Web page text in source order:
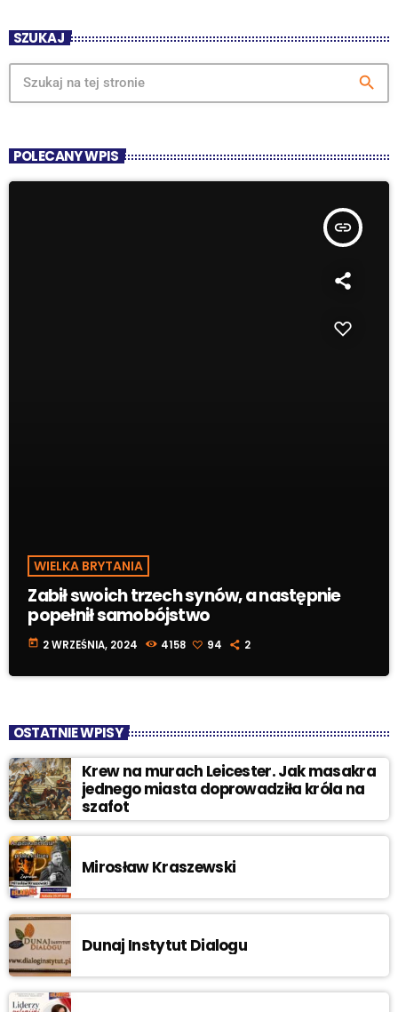
SZUKAJ
search
POLECANY WPIS
insert_link
WIELKA BRYTANIA
Zabił swoich trzech synów, a następnie
popełnił samobójstwo
today 2 WRZEŚNIA, 2024 4158 94 2
OSTATNIE WPISY
Krew na murach Leicester. Jak masakra
jednego miasta doprowadziła króla na
szafot
Mirosław Kraszewski
Dunaj Instytut Dialogu